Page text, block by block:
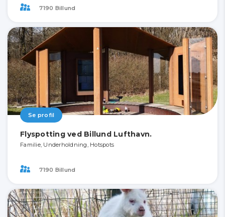
7190 Billund
Se profil
Flyspotting ved Billund Lufthavn.
Familie, Underholdning, Hotspots
7190 Billund